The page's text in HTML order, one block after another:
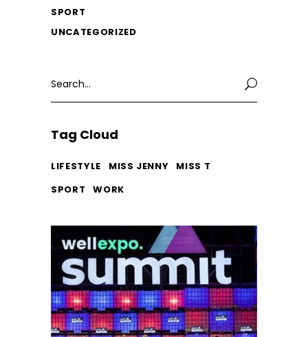
SPORT
UNCATEGORIZED
for:
Tag Cloud
LIFESTYLE MISS JENNY
MISS T
SPORT
WORK